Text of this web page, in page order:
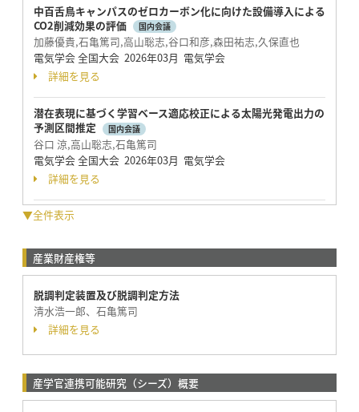
中百舌鳥キャンパスのゼロカーボン化に向けた設備導入による
CO2削減効果の評価
国内会議
加藤優貴,石亀篤司,高山聡志,谷口和彦,森田祐志,久保直也
電気学会 全国大会 2026年03月 電気学会
詳細を見る
潜在表現に基づく学習ベース適応校正による太陽光発電出力の
予測区間推定
国内会議
谷口 涼,高山聡志,石亀篤司
電気学会 全国大会 2026年03月 電気学会
詳細を見る
▼全件表示
産業財産権等
脱調判定装置及び脱調判定方法
清水浩一郎、石亀篤司
詳細を見る
産学官連携可能研究（シーズ）概要